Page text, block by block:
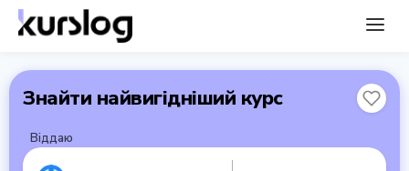
Знайти найвигідніший курс
Віддаю